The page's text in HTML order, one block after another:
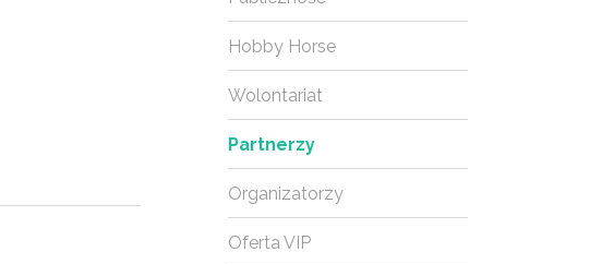
Hobby Horse
Wolontariat
Partnerzy
Organizatorzy
Oferta VIP